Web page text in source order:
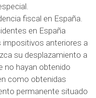
fiscal en España.
en España
impositivos anteriores a
su desplazamiento a
no hayan obtenido
como obtenidas
permanente situado